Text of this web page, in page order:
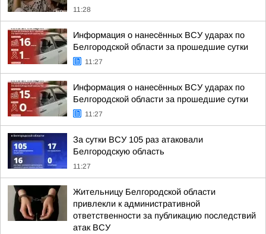
11:28
Информация о нанесённых ВСУ ударах по
Белгородской области за прошедшие сутки
11:27
Информация о нанесённых ВСУ ударах по
Белгородской области за прошедшие сутки
11:27
За сутки ВСУ 105 раз атаковали
Белгородскую область
11:27
Жительницу Белгородской области
привлекли к административной
ответственности за публикацию последствий
атак ВСУ